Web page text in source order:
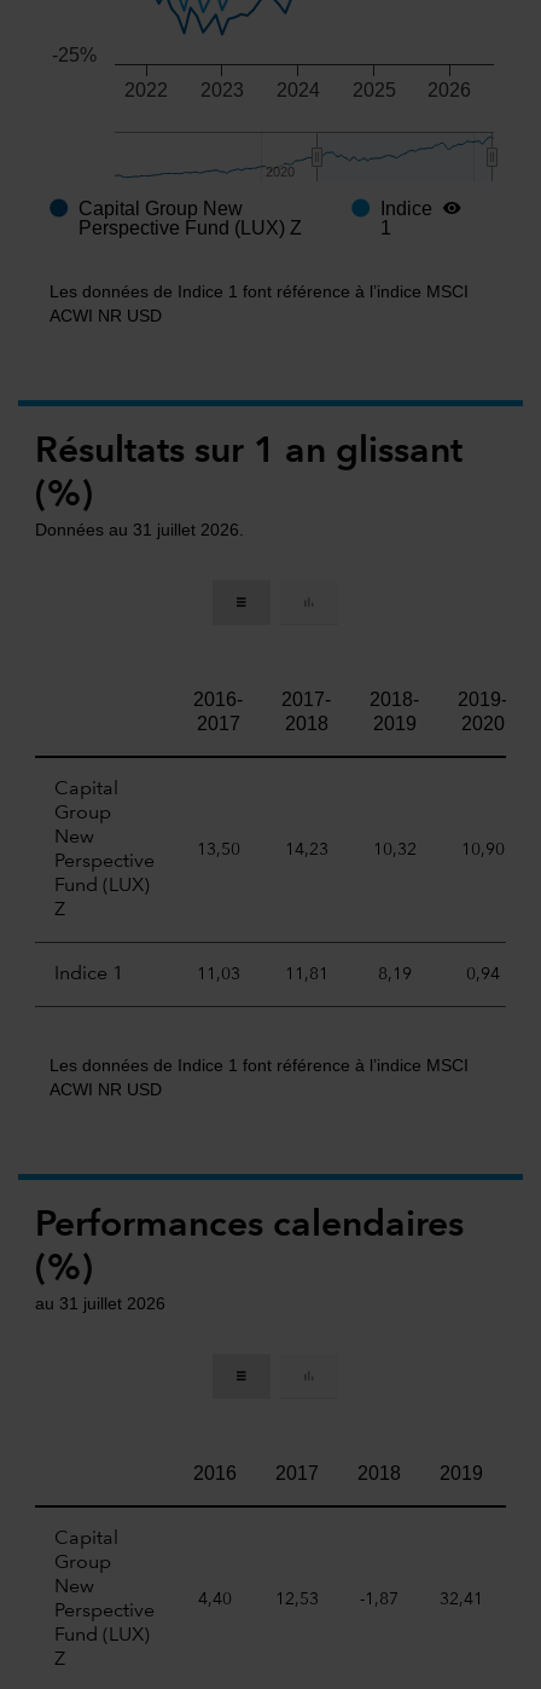
2022 2023 2024 2025 2026
2020
2020
-25%
End of interactive chart.
Capital Group New
Perspective Fund (LUX) Z
Indice
1
Les données de Indice 1 font référence à l’indice MSCI
ACWI NR USD
Résultats sur 1 an glissant
(%)
Données au 31 juillet 2026.
2016-
2017
2017-
2018
2018-
2019
2019-
2020
Capital
Group
New
Perspective
Fund (LUX)
Z
13,50 14,23 10,32 10,90
Indice 1 11,03 11,81 8,19 0,94
Les données de Indice 1 font référence à l’indice MSCI
ACWI NR USD
Performances calendaires
(%)
au 31 juillet 2026
2016 2017 2018 2019
Capital
Group
New
Perspective
Fund (LUX)
Z
4,40 12,53 -1,87 32,41